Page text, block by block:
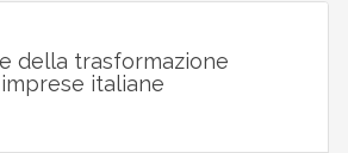
della trasformazione
italiane